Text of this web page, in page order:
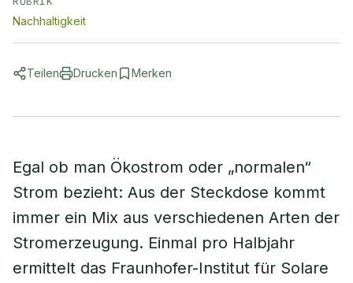
Nachhaltigkeit
Teilen Drucken Merken
Egal ob man Ökostrom oder „normalen“
Strom bezieht: Aus der Steckdose kommt
immer ein Mix aus verschiedenen Arten der
Stromerzeugung. Einmal pro Halbjahr
ermittelt das Fraunhofer-Institut für Solare